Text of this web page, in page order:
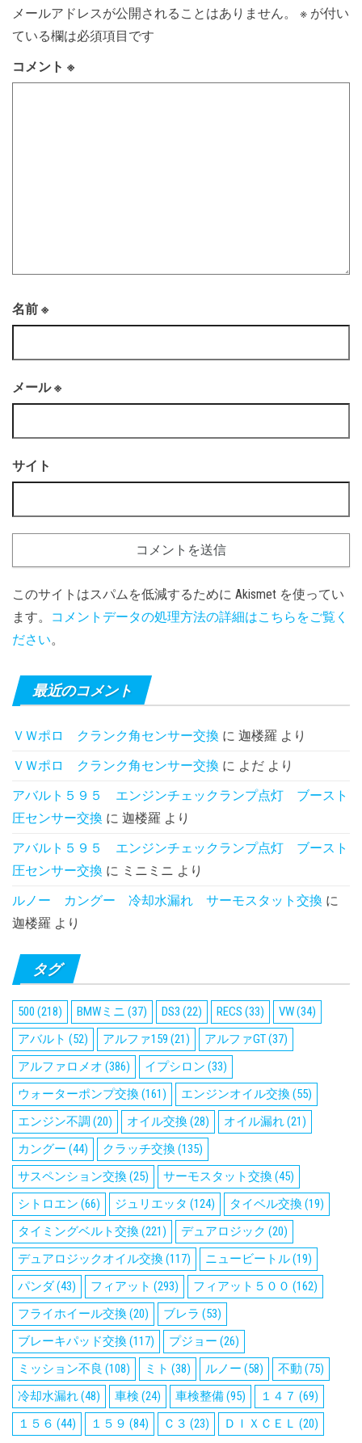
メールアドレスが公開されることはありません。 ※ が付い
ている欄は必須項目です
コメント ※
名前 ※
メール※
サイト
このサイトはスパムを低減するために Akismet を使ってい
ます。
コメントデータの処理方法の詳細はこちらをご覧く
ださい。
最近のコメント
ＶＷポロ クランク角センサー交換 に 迦楼羅 より
ＶＷポロ クランク角センサー交換 に よだ より
アバルト５９５ エンジンチェックランプ点灯 ブースト
圧センサー交換 に 迦楼羅 より
アバルト５９５ エンジンチェックランプ点灯 ブースト
圧センサー交換 に ミニミニ より
ルノー カングー 冷却水漏れ サーモスタット交換 に
迦楼羅 より
タグ
500 (218) BMWミニ (37) DS3 (22) RECS (33) VW(34)
アバルト (52) アルファ159 (21) アルファGT(37)
アルファロメオ (386) イプシロン (33)
ウォーターポンプ交換(161) エンジンオイル交換(55)
エンジン不調 (20) オイル交換(28) オイル漏れ(21)
カングー (44) クラッチ交換(135)
サスペンション交換(25) サーモスタット交換(45)
シトロエン (66) ジュリエッタ (124) タイベル交換(19)
タイミングベルト交換(221) デュアロジック (20)
デュアロジックオイル交換(117) ニュービートル(19)
パンダ(43) フィアット (293) フィアット５００ (162)
フライホイール交換(20) ブレラ (53)
ブレーキパッド交換(117) プジョー (26)
ミッション不良 (108) ミト (38) ルノー (58) 不動 (75)
冷却水漏れ(48) 車検 (24) 車検整備(95) １４７ (69)
１５６ (44) １５９ (84) Ｃ３ (23) ＤＩＸＣＥＬ (20)